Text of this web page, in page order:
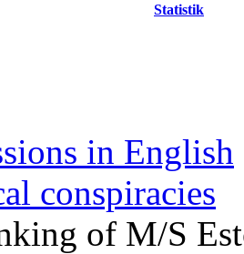
Statistik
in English
conspiracies
of M/S